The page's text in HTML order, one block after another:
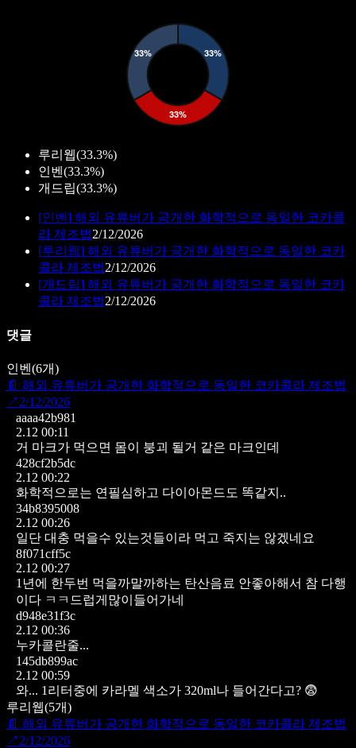
루리웹(33.3%)
인벤 (33.3%)
개드립(33.3%)
[인벤 ] 해외 유튜버가 공개한 화학적으로 동일한 코카콜
라 제조법2/12/2026
[루리웹] 해외 유튜버가 공개한 화학적으로 동일한 코카
콜라 제조법2/12/2026
[개드립] 해외 유튜버가 공개한 화학적으로 동일한 코카
콜라 제조법2/12/2026
댓글
인벤 (6개)
📄 해외 유튜버가 공개한 화학적으로 동일한 코카콜라 제조법
↗ 2/12/2026
aaaa42b981
2.12 00:11
거 마크가 먹으면 몸이 붕괴 될거 같은 마크인데
428cf2b5dc
2.12 00:22
화학적으로는 연필심하고 다이아몬드도 똑같지..
34b8395008
2.12 00:26
일단 대충 먹을수 있는것들이라 먹고 죽지는 않겠네요
8f071cff5c
2.12 00:27
1년에 한두번 먹을까말까하는 탄산음료 안좋아해서 참 다행
이다 ㅋㅋ드럽게많이들어가네
d948e31f3c
2.12 00:36
누카콜란줄...
145db899ac
2.12 00:59
와... 1리터중에 카라멜 색소가 320ml나 들어간다고? 😨
루리웹(5개)
📄 해외 유튜버가 공개한 화학적으로 동일한 코카콜라 제조법
↗ 2/12/2026